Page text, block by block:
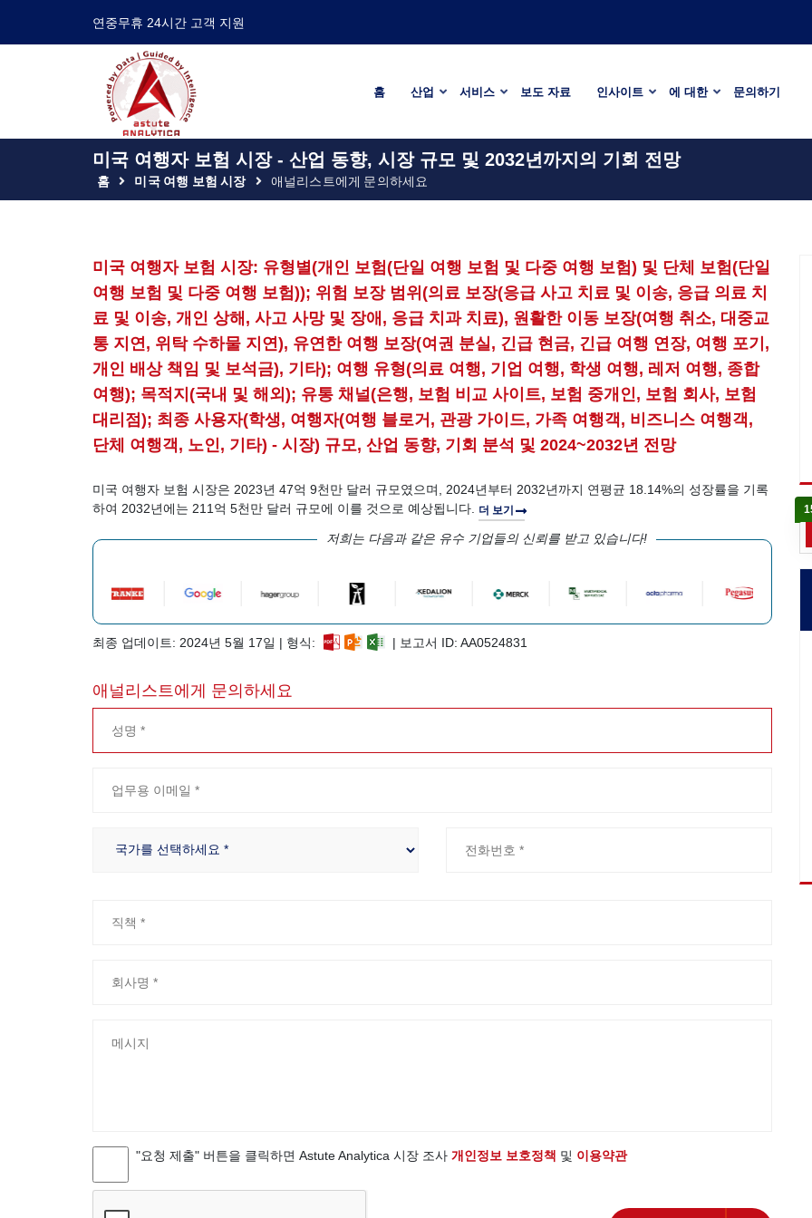
연중무휴 24시간 고객 지원
홈 산업 서비스 보도 자료 인사이트 에 대한 문의하기
미국 여행자 보험 시장 - 산업 동향, 시장 규모 및 2032년까지의 기회 전망
홈 미국 여행 보험 시장 애널리스트에게 문의하세요
미국 여행자 보험 시장: 유형별(개인 보험(단일 여행 보험 및 다중 여행 보험) 및 단체 보험(단일
여행 보험 및 다중 여행 보험)); 위험 보장 범위(의료 보장(응급 사고 치료 및 이송, 응급 의료 치
료 및 이송, 개인 상해, 사고 사망 및 장애, 응급 치과 치료), 원활한 이동 보장(여행 취소, 대중교
통 지연, 위탁 수하물 지연), 유연한 여행 보장(여권 분실, 긴급 현금, 긴급 여행 연장, 여행 포기,
개인 배상 책임 및 보석금), 기타); 여행 유형(의료 여행, 기업 여행, 학생 여행, 레저 여행, 종합
여행); 목적지(국내 및 해외); 유통 채널(은행, 보험 비교 사이트, 보험 중개인, 보험 회사, 보험
대리점); 최종 사용자(학생, 여행자(여행 블로거, 관광 가이드, 가족 여행객, 비즈니스 여행객,
단체 여행객, 노인, 기타) - 시장) 규모, 산업 동향, 기회 분석 및 2024~2032년 전망
미국 여행자 보험 시장은 2023년 47억 9천만 달러 규모였으며, 2024년부터 2032년까지 연평균 18.14%의 성장률을 기록
하여 2032년에는 211억 5천만 달러 규모에 이를 것으로 예상됩니다.
더 보기
저희는 다음과 같은 유수 기업들의 신뢰를 받고 있습니다!
최종 업데이트: 2024년 5월 17일 | 형식: | 보고서 ID: AA0524831
애널리스트에게 문의하세요
"요청 제출" 버튼을 클릭하면 Astute Analytica 시장 조사 개인정보 보호정책 및 이용약관